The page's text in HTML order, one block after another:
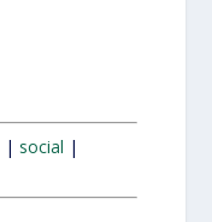
|social |